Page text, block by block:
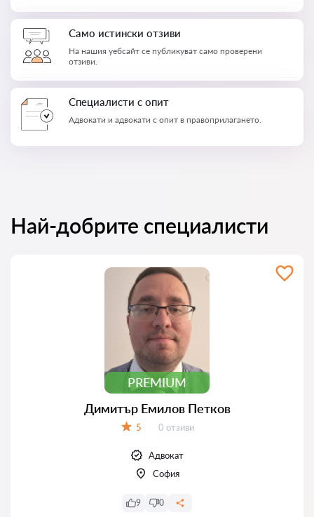
Само истински отзиви
На нашия уебсайт се публикуват само проверени
отзиви.
Специалисти с опит
Адвокати и адвокати с опит в правоприлагането.
Най-добрите специалисти
PREMIUM
Димитър Емилов Петков
5 Отзиви:
0 отзиви
Адвокат
София
9 0